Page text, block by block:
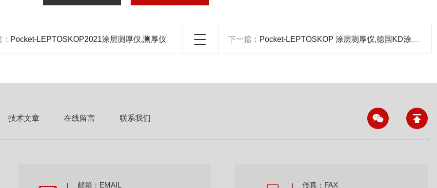
Pocket-LEPTOSKOP2021涂层测厚仪,测厚仪 下一篇： Pocket-LEPTOSKOP 涂层测厚仪,德国KD涂层测厚仪
技术文章 在线留言 联系我们
邮箱：EMAIL 传真：FAX